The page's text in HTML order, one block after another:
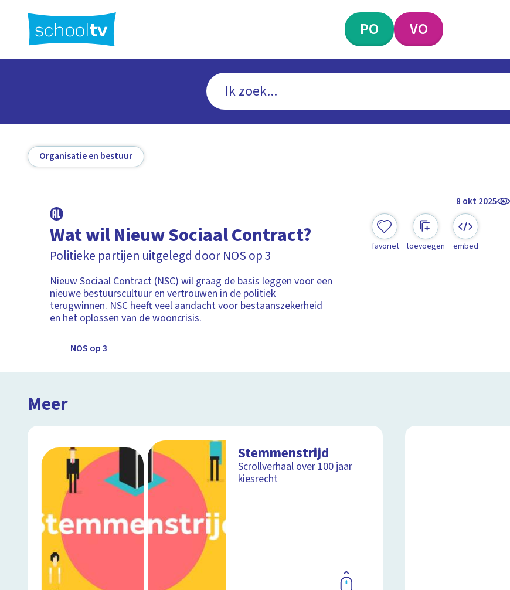
hoofdinhoud
PO VO
Organisatie en bestuur
8 okt 2025
Wat wil Nieuw Sociaal Contract?
Politieke partijen uitgelegd door NOS op 3
Nieuw Sociaal Contract (NSC) wil graag de basis leggen voor een
nieuwe bestuurscultuur en vertrouwen in de politiek
terugwinnen. NSC heeft veel aandacht voor bestaanszekerheid
en het oplossen van de wooncrisis.
NOS op 3
favoriet toevoegen embed
Meer
Stemmenstrijd
Scrollverhaal over 100 jaar
kiesrecht